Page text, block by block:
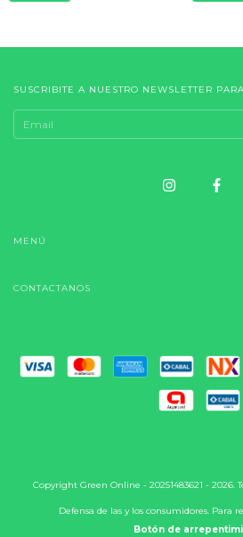
SUSCRIBITE A NUESTRO NEWSLETTER
MENÚ
CONTACTANOS
Copyright Green Online - 20251483621 - 2026.
Defensa de las y los consumidores. Para
Botón de